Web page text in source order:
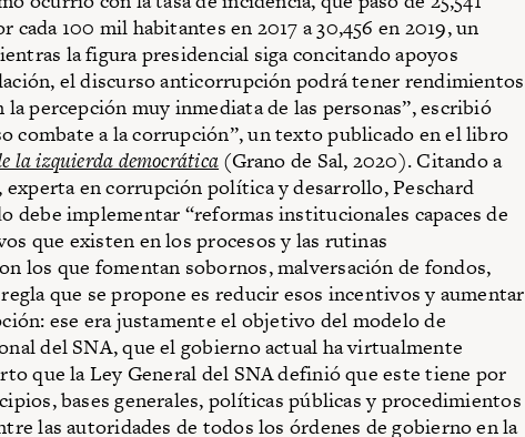
cada 100 mil habitantes en 2017 a 30,456 en 2019, un
la figura presidencial siga concitando apoyos
el discurso anticorrupción podrá tener rendimientos
percepción muy inmediata de las personas”, escribió
combate a la corrupción”, un texto publicado en el libro
la izquierda democrática (Grano de Sal, 2020). Citando a
experta en corrupción política y desarrollo, Peschard
debe implementar “reformas institucionales capaces de
que existen en los procesos y las rutinas
los que fomentan sobornos, malversación de fondos,
que se propone es reducir esos incentivos y aumentar
ese era justamente el objetivo del modelo de
del SNA, que el gobierno actual ha virtualmente
que la Ley General del SNA definió que este tiene por
bases generales, políticas públicas y procedimientos
las autoridades de todos los órdenes de gobierno en la